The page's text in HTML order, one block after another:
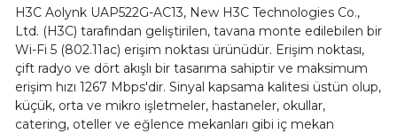
H3C Aolynk UAP522G-AC13, New H3C Technologies Co.,
Ltd. (H3C) tarafından geliştirilen, tavana monte edilebilen bir
Wi-Fi 5 (802.11ac) erişim noktası ürünüdür. Erişim noktası,
çift radyo ve dört akışlı bir tasarıma sahiptir ve maksimum
erişim hızı 1267 Mbps'dir. Sinyal kapsama kalitesi üstün olup,
küçük, orta ve mikro işletmeler, hastaneler, okullar,
catering, oteller ve eğlence mekanları gibi iç mekan